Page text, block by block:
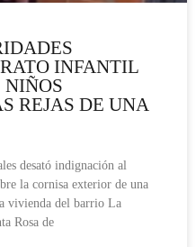
INFANTIL
NIÑOS
REJAS DE UNA
desató indignación al
la cornisa exterior de una
vivienda del barrio La
Rosa de